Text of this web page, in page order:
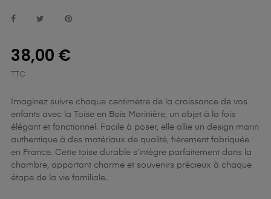
38,00 €
TTC
Imaginez suivre chaque centimètre de la croissance de vos
enfants avec la Toise en Bois Marinière, un objet à la fois
élégant et fonctionnel. Facile à poser, elle allie un design marin
authentique à des matériaux de qualité, fièrement fabriquée
en France. Cette toise durable s’intègre parfaitement dans la
chambre, apportant charme et souvenirs précieux à chaque
étape de la vie familiale.